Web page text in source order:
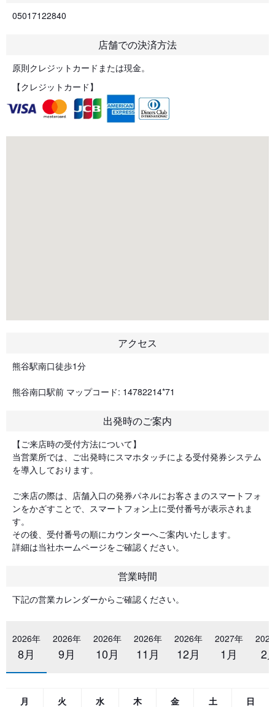
05017122840
店舗での決済方法
原則クレジットカードまたは現金。
【クレジットカード】
アクセス
熊谷駅南口徒歩1分
熊谷南口駅前 マップコード: 14782214*71
出発時のご案内
【ご来店時の受付方法について】
当営業所では、ご出発時にスマホタッチによる受付発券システム
を導入しております。
ご来店の際は、店舗入口の発券パネルにお客さまのスマートフォ
ンをかざすことで、スマートフォン上に受付番号が表示されま
す。
その後、受付番号の順にカウンターへご案内いたします。
詳細は当社ホームページをご確認ください。
営業時間
下記の営業カレンダーからご確認ください。
2026年
8月
2026年
9月
2026年
10月
2026年
11月
2026年
12月
2027年
1月 2
月 火 水 木 金 土 日